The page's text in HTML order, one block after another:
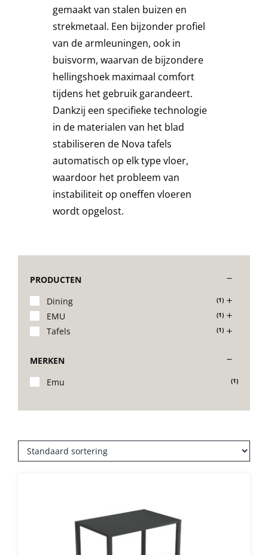
Ligbedden
Decoratie kussens
Tuinkussens
Beschermhoezen
Accessoires en Kado
Onze merken
gemaakt van stalen buizen en
strekmetaal. Een bijzonder profiel
van de armleuningen, ook in
buisvorm, waarvan de bijzondere
hellingshoek maximaal comfort
tijdens het gebruik garandeert.
Dankzij een specifieke technologie
in de materialen van het blad
stabiliseren de Nova tafels
automatisch op elk type vloer,
waardoor het probleem van
instabiliteit op oneffen vloeren
wordt opgelost.
PRODUCTEN
Dining
(1)
EMU (1)
Tafels (1)
MERKEN
Emu
(1)